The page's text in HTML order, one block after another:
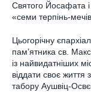
Святого Йосафата
«семи терпінь-
Цьогорічну
пам’ятника св.
із найвидатніших
віддати своє життя
табору Аушвіц-